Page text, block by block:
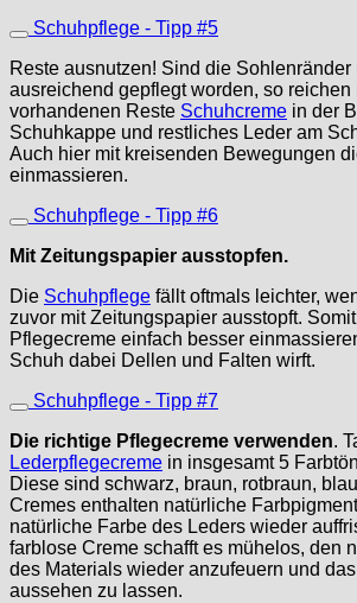
Schuhpflege - Tipp #5
Reste ausnutzen! Sind die Sohlenränder
ausreichend gepflegt worden, so reichen
vorhandenen Reste Schuhcreme in der
Schuhkappe und restliches Leder am
Auch hier mit kreisenden Bewegungen
einmassieren.
Schuhpflege - Tipp #6
Mit Zeitungspapier ausstopfen.
Die Schuhpflege fällt oftmals leichter,
zuvor mit Zeitungspapier ausstopft.
Pflegecreme einfach besser
Schuh dabei Dellen und Falten wirft.
Schuhpflege - Tipp #7
Die richtige Pflegecreme verwenden.
Lederpflegecreme in insgesamt 5
Diese sind schwarz, braun, rotbraun,
Cremes enthalten natürliche
natürliche Farbe des Leders wieder
farblose Creme schafft es mühelos, den
des Materials wieder anzufeuern und
aussehen zu lassen.